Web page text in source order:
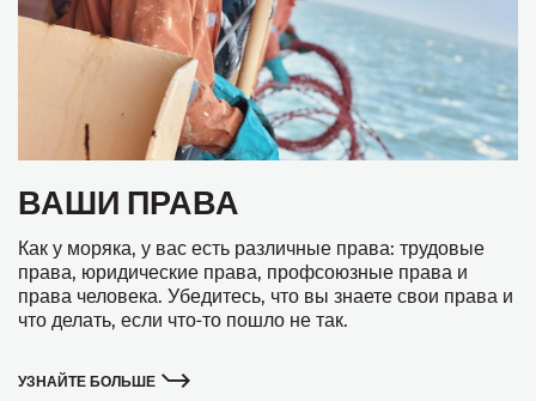
ВАШИ ПРАВА
Как у моряка, у вас есть различные права: трудовые
права, юридические права, профсоюзные права и
права человека. Убедитесь, что вы знаете свои права и
что делать, если что-то пошло не так.
УЗНАЙТЕ БОЛЬШЕ